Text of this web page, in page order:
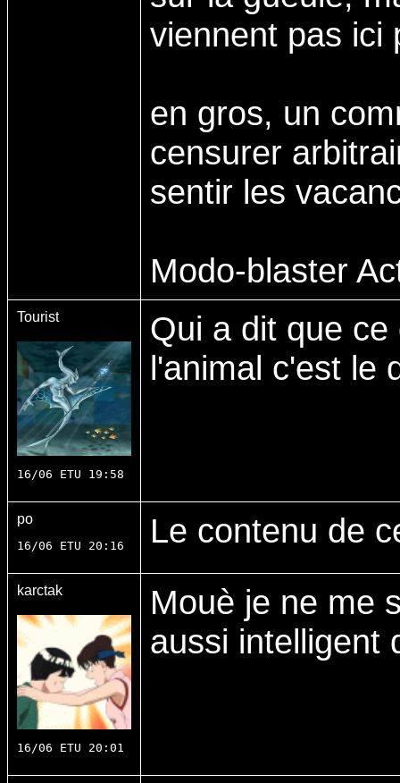
viennent pas ici
en gros, un
censurer
sentir les
Modo-blaster
Tourist
16/06 ETU 19:58
Qui a dit que
l'animal c'est le
po
16/06 ETU 20:16 Le contenu de
karctak
16/06 ETU 20:01
Mouè je ne me
aussi intelligent